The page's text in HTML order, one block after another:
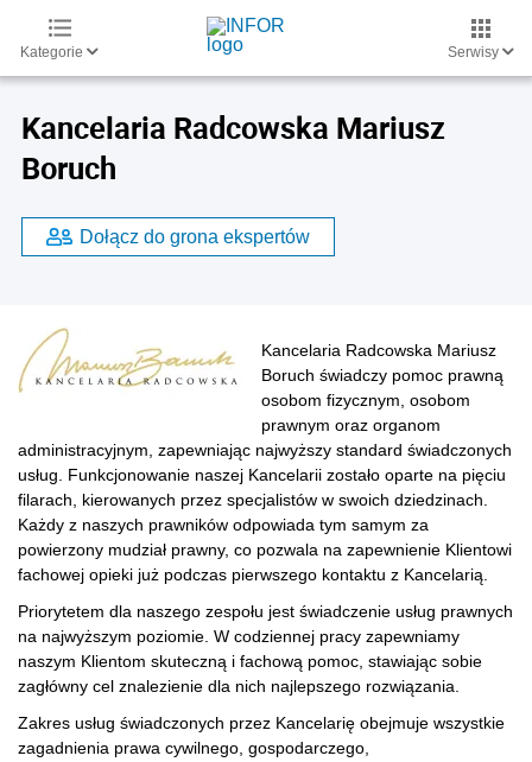
Kategorie Serwisy
Kancelaria Radcowska Mariusz
Boruch
Dołącz do grona ekspertów
Kancelaria Radcowska Mariusz
Boruch świadczy pomoc prawną
osobom fizycznym, osobom
prawnym oraz organom
administracyjnym, zapewniając najwyższy standard świadczonych
usług. Funkcjonowanie naszej Kancelarii zostało oparte na pięciu
filarach, kierowanych przez specjalistów w swoich dziedzinach.
Każdy z naszych prawników odpowiada tym samym za
powierzony mudział prawny, co pozwala na zapewnienie Klientowi
fachowej opieki już podczas pierwszego kontaktu z Kancelarią.
Priorytetem dla naszego zespołu jest świadczenie usług prawnych
na najwyższym poziomie. W codziennej pracy zapewniamy
naszym Klientom skuteczną i fachową pomoc, stawiając sobie
zagłówny cel znalezienie dla nich najlepszego rozwiązania.
Zakres usług świadczonych przez Kancelarię obejmuje wszystkie
zagadnienia prawa cywilnego, gospodarczego,